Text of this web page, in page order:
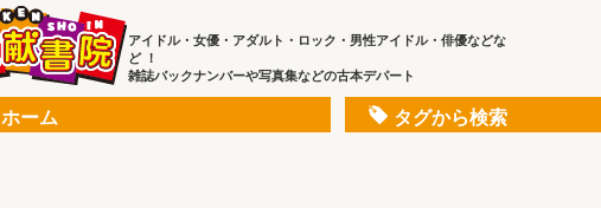
アイドル・女優・アダルト・ロック・男性アイドル・俳優などな
ど ！
雑誌バックナンバーや写真集などの古本デパート
ホーム タグから検索